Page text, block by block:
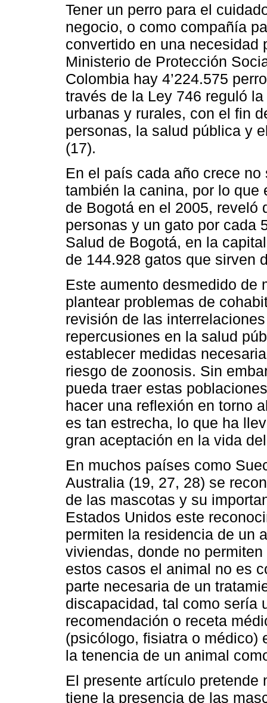
Tener un perro para el
negocio, o como compañía
convertido en una necesidad
Ministerio de Protección
Colombia hay 4’224.575
través de la Ley 746 reguló
urbanas y rurales, con el fin
personas, la salud pública y
(17).
En el país cada año crece
también la canina, por lo
de Bogotá en el 2005, reveló
personas y un gato por cada
Salud de Bogotá, en la
de 144.928 gatos que sirven
Este aumento desmedido de
plantear problemas de
revisión de las
repercusiones en la salud
establecer medidas
riesgo de zoonosis. Sin
pueda traer estas
hacer una reflexión en torno
es tan estrecha, lo que ha
gran aceptación en la vida
En muchos países como
Australia (19, 27, 28) se
de las mascotas y su
Estados Unidos este
permiten la residencia de un
viviendas, donde no
estos casos el animal no es
parte necesaria de un
discapacidad, tal como sería
recomendación o receta
(psicólogo, fisiatra o médico)
la tenencia de un animal
El presente artículo
tiene la presencia de las